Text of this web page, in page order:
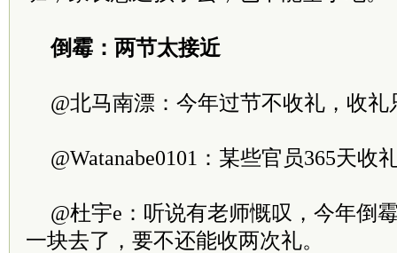
倒霉：两节太接近
@北马南漂：今年过节不收礼，收礼
@Watanabe0101：某些官员365天收
@杜宇e：听说有老师慨叹，今年倒
一块去了，要不还能收两次礼。